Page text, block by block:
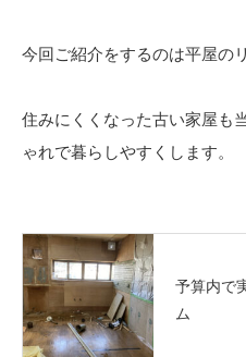
今回ご紹介をするのは平屋の
住みにくくなった古い家屋も
ゃれで暮らしやすくします。
予算内で
ム